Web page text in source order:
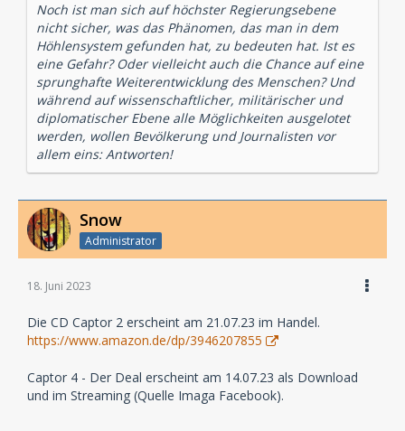
Noch ist man sich auf höchster Regierungsebene
nicht sicher, was das Phänomen, das man in dem
Höhlensystem gefunden hat, zu bedeuten hat. Ist es
eine Gefahr? Oder vielleicht auch die Chance auf eine
sprunghafte Weiterentwicklung des Menschen? Und
während auf wissenschaftlicher, militärischer und
diplomatischer Ebene alle Möglichkeiten ausgelotet
werden, wollen Bevölkerung und Journalisten vor
allem eins: Antworten!
Snow
Administrator
18. Juni 2023
Die CD Captor 2 erscheint am 21.07.23 im Handel.
https://www.amazon.de/dp/3946207855
Captor 4 - Der Deal erscheint am 14.07.23 als Download
und im Streaming (Quelle Imaga Facebook).